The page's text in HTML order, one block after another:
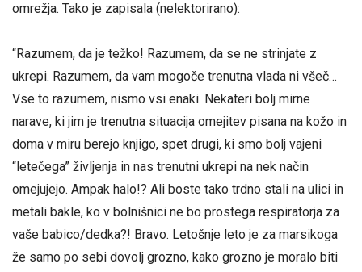
omrežja. Tako je zapisala (nelektorirano):
“Razumem, da je težko! Razumem, da se ne strinjate z
ukrepi. Razumem, da vam mogoče trenutna vlada ni všeč…
Vse to razumem, nismo vsi enaki. Nekateri bolj mirne
narave, ki jim je trenutna situacija omejitev pisana na kožo in
doma v miru berejo knjigo, spet drugi, ki smo bolj vajeni
“letečega” življenja in nas trenutni ukrepi na nek način
omejujejo. Ampak halo!? Ali boste tako trdno stali na ulici in
metali bakle, ko v bolnišnici ne bo prostega respiratorja za
vaše babico/dedka?! Bravo. Letošnje leto je za marsikoga
že samo po sebi dovolj grozno, kako grozno je moralo biti